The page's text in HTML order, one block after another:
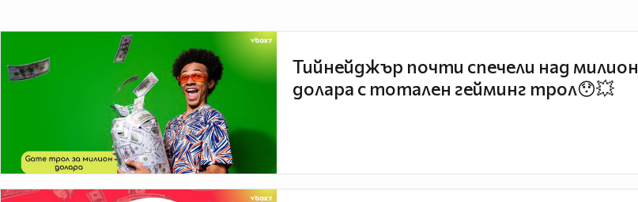
Тийнейджър почти спечели над милион
долара с тотален гейминг трол😯💥